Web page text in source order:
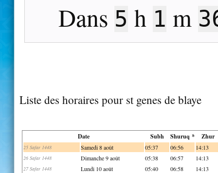
Dans 5 h 1 m
Liste des horaires pour st genes de blaye
Date Subh Shuruq * Zhur
25 Safar 1448 Samedi 8 août 05:37 06:56 14:13
26 Safar 1448 Dimanche 9 août 05:38 06:57 14:13
27 Safar 1448 Lundi 10 août 05:40 06:58 14:13